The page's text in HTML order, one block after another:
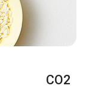
CO2